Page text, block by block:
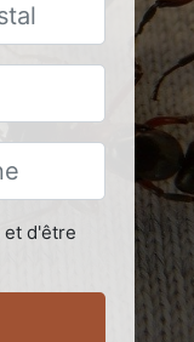
et d'être